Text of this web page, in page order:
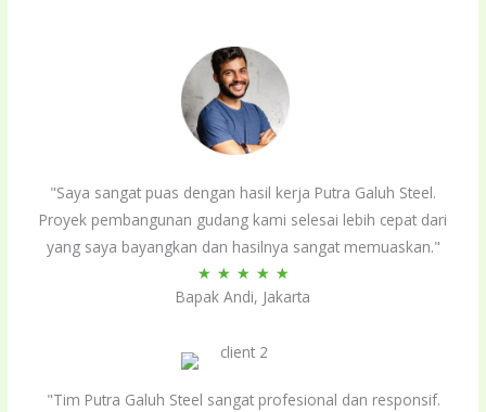
"Saya sangat puas dengan hasil kerja Putra Galuh Steel.
Proyek pembangunan gudang kami selesai lebih cepat dari
yang saya bayangkan dan hasilnya sangat memuaskan."
★ ★ ★ ★ ★Rated
5
Bapak Andi, Jakarta
"Tim Putra Galuh Steel sangat profesional dan responsif.